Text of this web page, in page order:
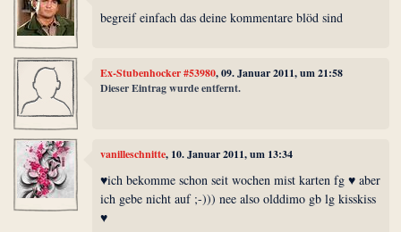
begreif einfach das deine kommentare blöd sind
Ex-Stubenhocker #53980, 09. Januar 2011, um 21:58
Dieser Eintrag wurde entfernt.
vanilleschnitte, 10. Januar 2011, um 13:34
♥ich bekomme schon seit wochen mist karten fg ♥ aber
ich gebe nicht auf ;-))) nee also olddimo gb lg kisskiss
♥